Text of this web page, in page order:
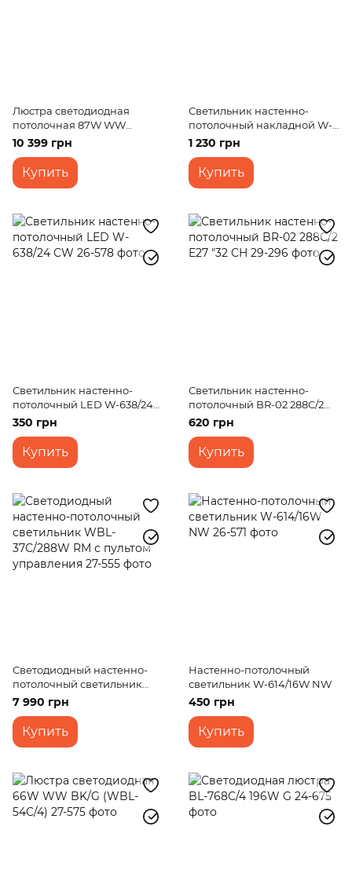
Люстра светодиодная
потолочная 87W WW
BK+GD (WBL-54C/4)
10 399 грн
Купить
Светильник настенно-
потолочный накладной W-
155/3SN
1 230 грн
Купить
Светильник настенно-
потолочный LED W-638/24
CW
350 грн
Купить
Светильник настенно-
потолочный BR-02 288C/2
E27 "32 CH
620 грн
Купить
Светодиодный настенно-
потолочный светильник
WBL-37C/288W RM с
пультом управления
7 990 грн
Купить
Настенно-потолочный
светильник W-614/16W NW
450 грн
Купить